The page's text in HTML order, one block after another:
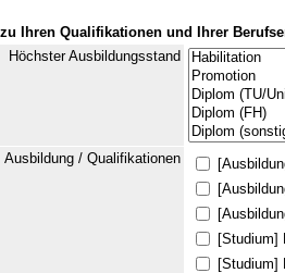
Ihren Qualifikationen und Ihrer
Höchster Ausbildungsstand
Ausbildung / Qualifikationen
[Studium]
[Studium]